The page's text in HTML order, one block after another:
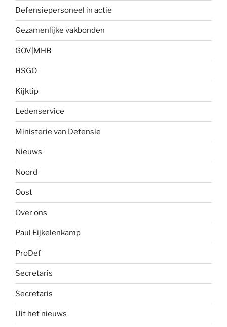
Defensiepersoneel in actie
Gezamenlijke vakbonden
GOV|MHB
HSGO
Kijktip
Ledenservice
Ministerie van Defensie
Nieuws
Noord
Oost
Over ons
Paul Eijkelenkamp
ProDef
Secretaris
Secretaris
Uit het nieuws